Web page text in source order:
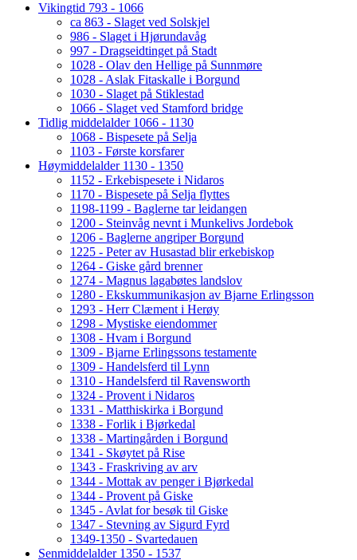
Vikingtid 793 - 1066
ca 863 - Slaget ved Solskjel
986 - Slaget i Hjørundavåg
997 - Dragseidtinget på Stadt
1028 - Olav den Hellige på Sunnmøre
1028 - Aslak Fitaskalle i Borgund
1030 - Slaget på Stiklestad
1066 - Slaget ved Stamford bridge
Tidlig middelalder 1066 - 1130
1068 - Bispesete på Selja
1103 - Første korsfarer
Høymiddelalder 1130 - 1350
1152 - Erkebispesete i Nidaros
1170 - Bispesete på Selja flyttes
1198-1199 - Baglerne tar leidangen
1200 - Steinvåg nevnt i Munkelivs Jordebok
1206 - Baglerne angriper Borgund
1225 - Peter av Husastad blir erkebiskop
1264 - Giske gård brenner
1274 - Magnus lagabøtes landslov
1280 - Ekskummunikasjon av Bjarne Erlingsson
1293 - Herr Clæment i Herøy
1298 - Mystiske eiendommer
1308 - Hvam i Borgund
1309 - Bjarne Erlingssons testamente
1309 - Handelsferd til Lynn
1310 - Handelsferd til Ravensworth
1324 - Provent i Nidaros
1331 - Matthiskirka i Borgund
1338 - Forlik i Bjørkedal
1338 - Martingården i Borgund
1341 - Skøytet på Rise
1343 - Fraskriving av arv
1344 - Mottak av penger i Bjørkedal
1344 - Provent på Giske
1345 - Avlat for besøk til Giske
1347 - Stevning av Sigurd Fyrd
1349-1350 - Svartedauen
Senmiddelalder 1350 - 1537